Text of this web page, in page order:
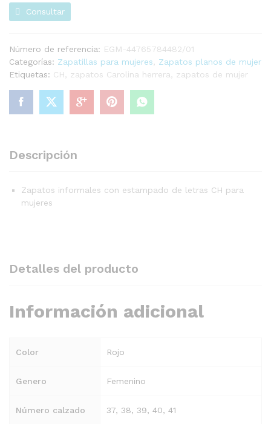
Consultar
Número de referencia: EGM-44765784482/01
Categorías: Zapatillas para mujeres
Zapatos planos de mujer
Etiquetas: CH zapatos Carolina herrera zapatos de mujer
Descripción
Zapatos informales con estampado de letras CH para
mujeres
Detalles del producto
Información adicional
Color Rojo
Genero Femenino
Número calzado 37, 38, 39, 40, 41